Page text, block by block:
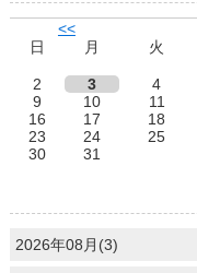
<<
日
月 火
2
3 4
9
10 11
16
17 18
23
24 25
30
31
2026年08月(3)